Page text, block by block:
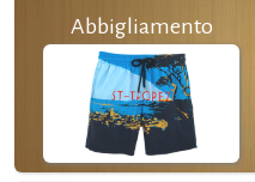
Abbigliamento